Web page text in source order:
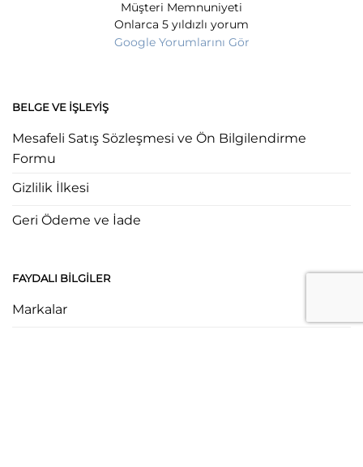
Müşteri Memnuniyeti
Onlarca 5 yıldızlı yorum
Google Yorumlarını Gör
BELGE VE İŞLEYIŞ
Mesafeli Satış Sözleşmesi ve Ön Bilgilendirme
Formu
Gizlilik İlkesi
Geri Ödeme ve İade
FAYDALI BILGILER
Markalar